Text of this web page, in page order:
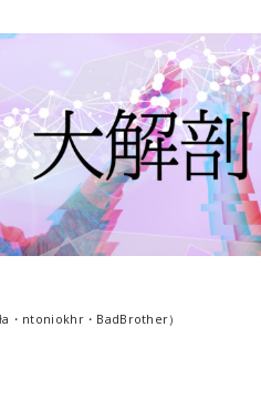
・ntoniokhr・BadBrother）